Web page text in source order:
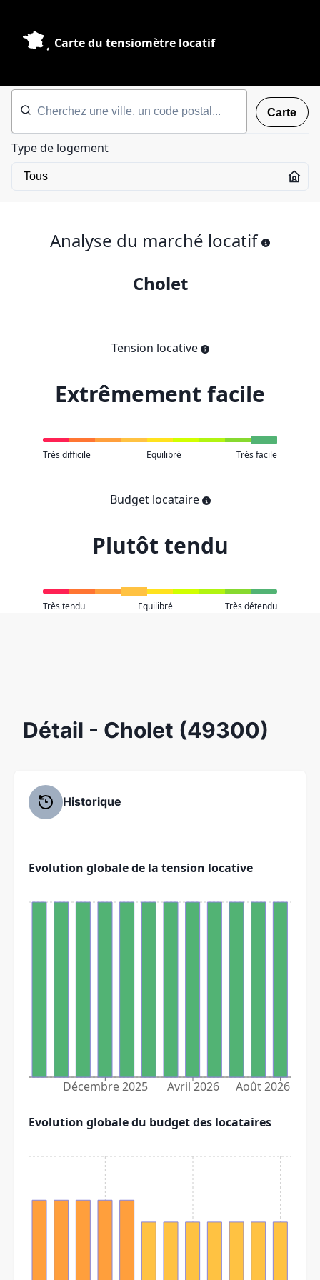
Carte du tensiomètre locatif
Carte
Type de logement
Analyse du marché locatif
Cholet
Tension locative
Extrêmement facile
Très difficile Equilibré Très facile
Budget locataire
Plutôt tendu
Très tendu Equilibré Très détendu
Détail - Cholet (49300)
Historique
Evolution globale de la tension locative
Décembre 2025 Avril 2026 Août 2026
Evolution globale du budget des locataires